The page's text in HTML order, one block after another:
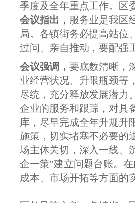
季度及全年重点工作。区
会议指出， 服务业是我区
局。各镇街务必提高站位
过问、亲自推动，要配强
会议强调， 要底数清晰，
业经营状况、升限瓶颈等
尽统，充分释放发展潜力
企业的服务和跟踪，对具
库，尽早完成全年升规升
施策，切实堵塞不必要的
场主体关切，深入一线、
企一策”建立问题台账。
成本、市场开拓等方面的